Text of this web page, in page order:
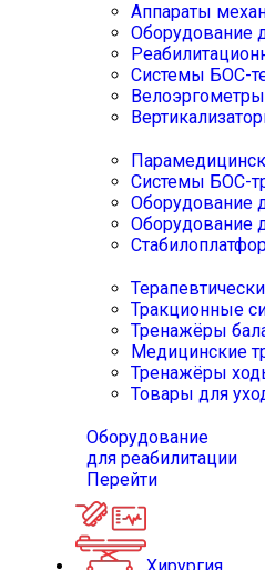
Аппараты
Оборудование
Системы БОС-
Велоэргометры
Системы БОС-
Оборудование
Оборудование
Тракционные
Тренажёры
Медицинские
Тренажёры
Товары для
Оборудование
для реабилитации
Перейти